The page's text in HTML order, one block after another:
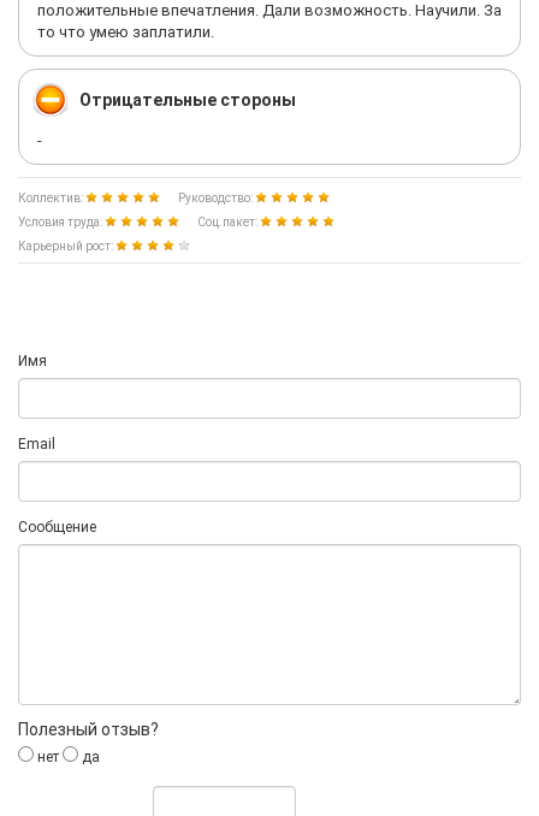
положительные впечатления. Дали возможность. Научили. За
то что умею заплатили.
Отрицательные стороны
-
Коллектив:
Руководство:
Условия труда:
Соц.пакет:
Карьерный рост:
Имя
Email
Сообщение
Полезный отзыв?
нет да